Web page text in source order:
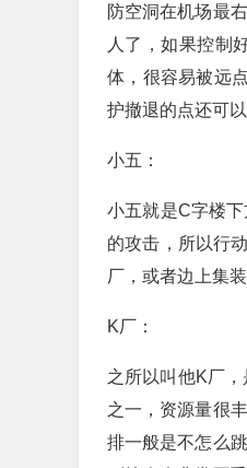
防空洞在机场最
人了，如果控制
体，很容易被远
护撤退的点还可以
小五：
小五就是C字楼
的攻击，所以行
厂，或者边上集
K厂：
之所以叫他K厂
之一，资源量很
排一般是不怎么